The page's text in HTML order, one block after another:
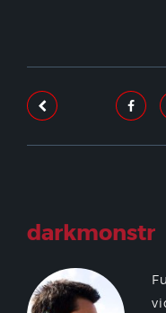
darkmonstr